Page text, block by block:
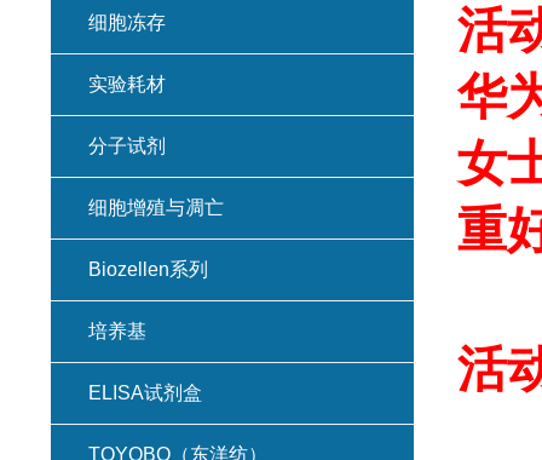
活
华
女
重
活
细胞冻存
实验耗材
分子试剂
细胞增殖与凋亡
Biozellen系列
培养基
ELISA试剂盒
TOYOBO（东洋纺）